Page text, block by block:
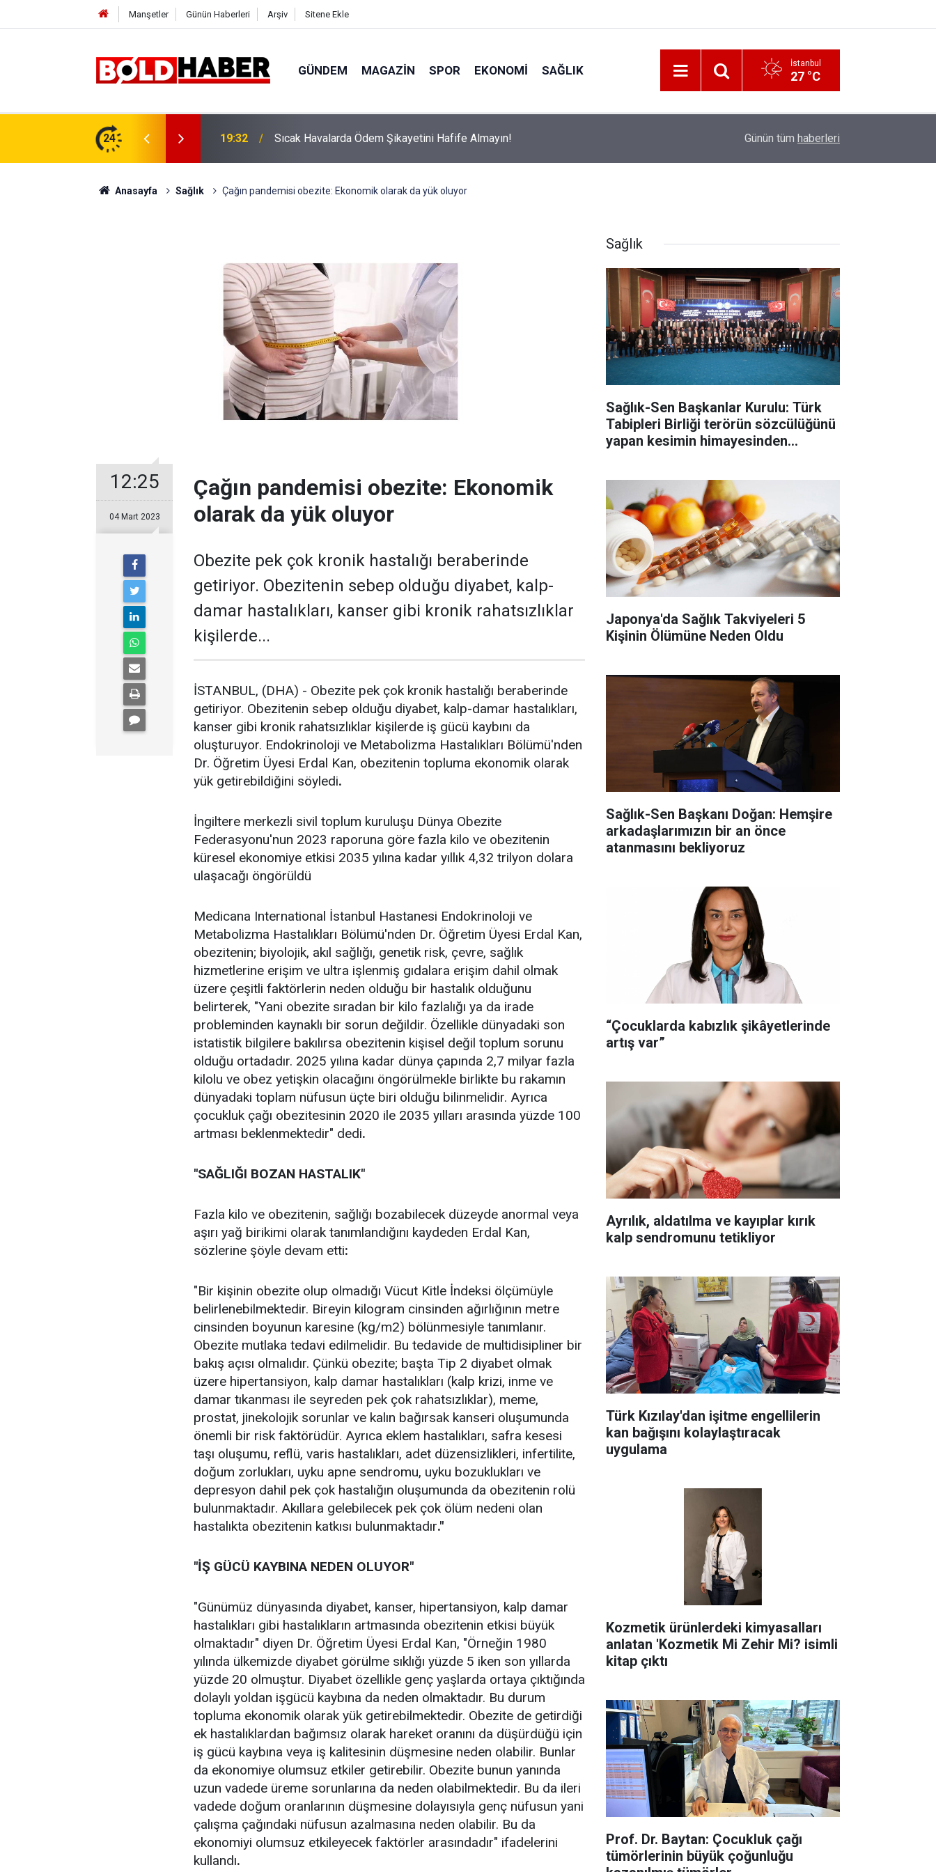
Manşetler Günün Haberleri Arşiv Sitene Ekle
GÜNDEM MAGAZIN SPOR EKONOMI SAĞLIK İstanbul
27 °C
24 19:32 Sıcak Havalarda Ödem Şikayetini Hafife Almayın! İzmir 112’de Kan Donduran İddialar!
Günün tüm haberleri
Anasayfa Sağlık Çağın pandemisi obezite: Ekonomik olarak da yük oluyor
12:25
04 Mart 2023
Çağın pandemisi obezite: Ekonomik
olarak da yük oluyor
Obezite pek çok kronik hastalığı beraberinde
getiriyor. Obezitenin sebep olduğu diyabet, kalp-
damar hastalıkları, kanser gibi kronik rahatsızlıklar
kişilerde...
İSTANBUL, (DHA) - Obezite pek çok kronik hastalığı beraberinde
getiriyor. Obezitenin sebep olduğu diyabet, kalp-damar hastalıkları,
kanser gibi kronik rahatsızlıklar kişilerde iş gücü kaybını da
oluşturuyor. Endokrinoloji ve Metabolizma Hastalıkları Bölümü'nden
Dr. Öğretim Üyesi Erdal Kan, obezitenin topluma ekonomik olarak
yük getirebildiğini söyledi.
İngiltere merkezli sivil toplum kuruluşu Dünya Obezite
Federasyonu'nun 2023 raporuna göre fazla kilo ve obezitenin
küresel ekonomiye etkisi 2035 yılına kadar yıllık 4,32 trilyon dolara
ulaşacağı öngörüldü
Medicana International İstanbul Hastanesi Endokrinoloji ve
Metabolizma Hastalıkları Bölümü'nden Dr. Öğretim Üyesi Erdal Kan,
obezitenin; biyolojik, akıl sağlığı, genetik risk, çevre, sağlık
hizmetlerine erişim ve ultra işlenmiş gıdalara erişim dahil olmak
üzere çeşitli faktörlerin neden olduğu bir hastalık olduğunu
belirterek, "Yani obezite sıradan bir kilo fazlalığı ya da irade
probleminden kaynaklı bir sorun değildir. Özellikle dünyadaki son
istatistik bilgilere bakılırsa obezitenin kişisel değil toplum sorunu
olduğu ortadadır. 2025 yılına kadar dünya çapında 2,7 milyar fazla
kilolu ve obez yetişkin olacağını öngörülmekle birlikte bu rakamın
dünyadaki toplam nüfusun üçte biri olduğu bilinmelidir. Ayrıca
çocukluk çağı obezitesinin 2020 ile 2035 yılları arasında yüzde 100
artması beklenmektedir" dedi.
"SAĞLIĞI BOZAN HASTALIK"
Fazla kilo ve obezitenin, sağlığı bozabilecek düzeyde anormal veya
aşırı yağ birikimi olarak tanımlandığını kaydeden Erdal Kan,
sözlerine şöyle devam etti:
"Bir kişinin obezite olup olmadığı Vücut Kitle İndeksi ölçümüyle
belirlenebilmektedir. Bireyin kilogram cinsinden ağırlığının metre
cinsinden boyunun karesine (kg/m2) bölünmesiyle tanımlanır.
Obezite mutlaka tedavi edilmelidir. Bu tedavide de multidisipliner bir
bakış açısı olmalıdır. Çünkü obezite; başta Tip 2 diyabet olmak
üzere hipertansiyon, kalp damar hastalıkları (kalp krizi, inme ve
damar tıkanması ile seyreden pek çok rahatsızlıklar), meme,
prostat, jinekolojik sorunlar ve kalın bağırsak kanseri oluşumunda
önemli bir risk faktörüdür. Ayrıca eklem hastalıkları, safra kesesi
taşı oluşumu, reflü, varis hastalıkları, adet düzensizlikleri, infertilite,
doğum zorlukları, uyku apne sendromu, uyku bozuklukları ve
depresyon dahil pek çok hastalığın oluşumunda da obezitenin rolü
bulunmaktadır. Akıllara gelebilecek pek çok ölüm nedeni olan
hastalıkta obezitenin katkısı bulunmaktadır."
"İŞ GÜCÜ KAYBINA NEDEN OLUYOR"
"Günümüz dünyasında diyabet, kanser, hipertansiyon, kalp damar
hastalıkları gibi hastalıkların artmasında obezitenin etkisi büyük
olmaktadır" diyen Dr. Öğretim Üyesi Erdal Kan, "Örneğin 1980
yılında ülkemizde diyabet görülme sıklığı yüzde 5 iken son yıllarda
yüzde 20 olmuştur. Diyabet özellikle genç yaşlarda ortaya çıktığında
dolaylı yoldan işgücü kaybına da neden olmaktadır. Bu durum
topluma ekonomik olarak yük getirebilmektedir. Obezite de getirdiği
ek hastalıklardan bağımsız olarak hareket oranını da düşürdüğü için
iş gücü kaybına veya iş kalitesinin düşmesine neden olabilir. Bunlar
da ekonomiye olumsuz etkiler getirebilir. Obezite bunun yanında
uzun vadede üreme sorunlarına da neden olabilmektedir. Bu da ileri
vadede doğum oranlarının düşmesine dolayısıyla genç nüfusun yani
çalışma çağındaki nüfusun azalmasına neden olabilir. Bu da
ekonomiyi olumsuz etkileyecek faktörler arasındadır" ifadelerini
kullandı.
Sağlık
Sağlık-Sen Başkanlar Kurulu: Türk
Tabipleri Birliği terörün sözcülüğünü
yapan kesimin himayesinden
Japonya'da Sağlık Takviyeleri 5
Kişinin Ölümüne Neden Oldu
Sağlık-Sen Başkanı Doğan: Hemşire
arkadaşlarımızın bir an önce
atanmasını bekliyoruz
“Çocuklarda kabızlık şikâyetlerinde
artış var”
Ayrılık, aldatılma ve kayıplar kırık
kalp sendromunu tetikliyor
Türk Kızılay'dan işitme engellilerin
kan bağışını kolaylaştıracak
uygulama
Kozmetik ürünlerdeki kimyasalları
anlatan 'Kozmetik Mi Zehir Mi? isimli
kitap çıktı
Prof. Dr. Baytan: Çocukluk çağı
tümörlerinin büyük çoğunluğu